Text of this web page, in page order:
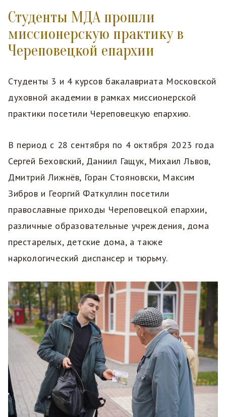
Студенты МДА прошли
миссионерскую практику в
Череповецкой епархии
Студенты 3 и 4 курсов бакалавриата Московской
духовной академии в рамках миссионерской
практики посетили Череповецкую епархию.
В период с 28 сентября по 4 октября 2023 года
Сергей Беховский, Даниил Гащук, Михаил Львов,
Дмитрий Лижнëв, Горан Стояновски, Максим
Зибров и Георгий Фаткуллин посетили
православные приходы Череповецкой епархии,
различные образовательные учреждения, дома
престарелых, детские дома, а также
наркологический диспансер и тюрьму.